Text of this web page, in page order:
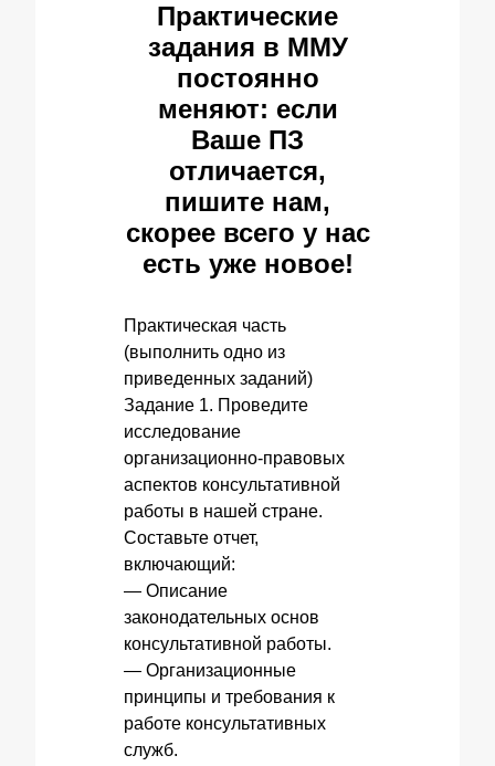
Практические
задания в ММУ
постоянно
меняют: если
Ваше ПЗ
отличается,
пишите нам,
скорее всего у нас
есть уже новое!
Практическая часть
(выполнить одно из
приведенных заданий)
Задание 1. Проведите
исследование
организационно-правовых
аспектов консультативной
работы в нашей стране.
Составьте отчет,
включающий:
— Описание
законодательных основ
консультативной работы.
— Организационные
принципы и требования к
работе консультативных
служб.